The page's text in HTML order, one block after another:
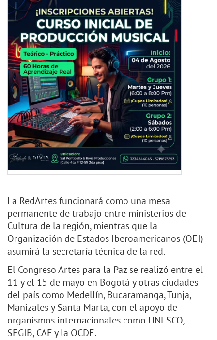
La RedArtes funcionará como una mesa
permanente de trabajo entre ministerios de
Cultura de la región, mientras que la
Organización de Estados Iberoamericanos (OEI)
asumirá la secretaría técnica de la red.
El Congreso Artes para la Paz se realizó entre el
11 y el 15 de mayo en Bogotá y otras ciudades
del país como Medellín, Bucaramanga, Tunja,
Manizales y Santa Marta, con el apoyo de
organismos internacionales como UNESCO,
SEGIB, CAF y la OCDE.